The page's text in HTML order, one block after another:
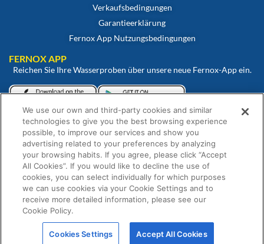
Verkaufsbedingungen
Garantieerklärung
Fernox App Nutzungsbedingungen
FERNOX APP
Reichen Sie Ihre Wasserproben über unsere neue Fernox-App ein.
Betrachten und überwachen Sie Ihre Proben über unser Fernox-
Webportal.
vorbehalten.
We use our own and third-party cookies and similar
technologies to give you the best browsing experience
possible, to improve our services and show you
advertising related to your preferences by analyzing
your browsing habits. If you agree, please click “Accept
All Cookies”. If you would like to decline the use of
cookies, you can select individually for which purposes
we can use cookies via your Cookie Settings and to
receive more detailed information, please see our
Cookie Policy.
Cookies Settings Accept All Cookies